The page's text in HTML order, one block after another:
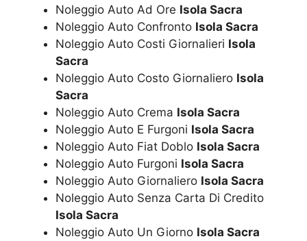
Noleggio Auto Ad Ore Isola Sacra
Noleggio Auto Confronto Isola Sacra
Noleggio Auto Costi Giornalieri Isola
Sacra
Noleggio Auto Costo Giornaliero Isola
Sacra
Noleggio Auto Crema Isola Sacra
Noleggio Auto E Furgoni Isola Sacra
Noleggio Auto Fiat Doblo Isola Sacra
Noleggio Auto Furgoni Isola Sacra
Noleggio Auto Giornaliero Isola Sacra
Noleggio Auto Senza Carta Di Credito
Isola Sacra
Noleggio Auto Un Giorno Isola Sacra